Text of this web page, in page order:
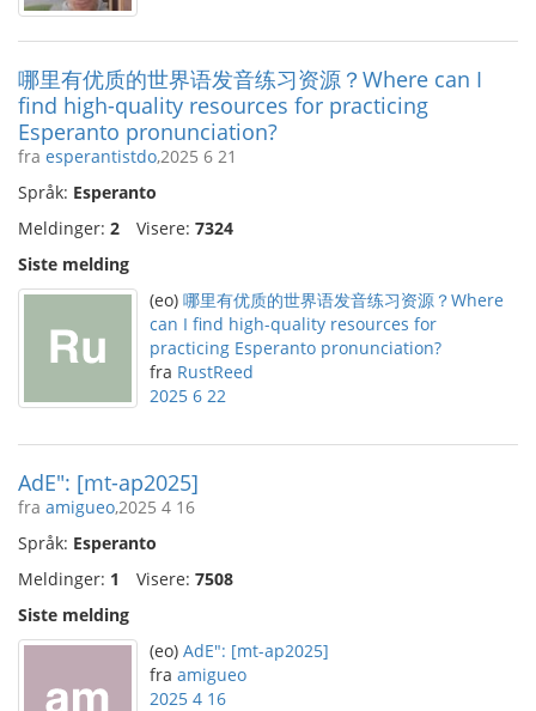
哪里有优质的世界语发音练习资源？Where can I
find high-quality resources for practicing
Esperanto pronunciation?
fra esperantistdo,2025 6 21
Språk: Esperanto
Meldinger: 2 Visere: 7324
Siste melding
(eo) 哪里有优质的世界语发音练习资源？Where
can I find high-quality resources for
practicing Esperanto pronunciation?
fra RustReed
2025 6 22
AdE": [mt-ap2025]
fra amigueo,2025 4 16
Språk: Esperanto
Meldinger: 1 Visere: 7508
Siste melding
(eo) AdE": [mt-ap2025]
fra amigueo
2025 4 16